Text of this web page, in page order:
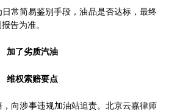
常简易鉴别手段，油品是否达标，最终
告为准。
加了劣质汽油
维权索赔要点
向涉事违规加油站追责。北京云嘉律师